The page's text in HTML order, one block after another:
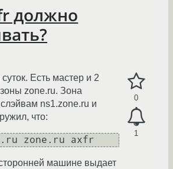
должно
0
1
Есть мастер и 2
zone.ru. Зона
ns1.zone.ru и
что:
машине выдает